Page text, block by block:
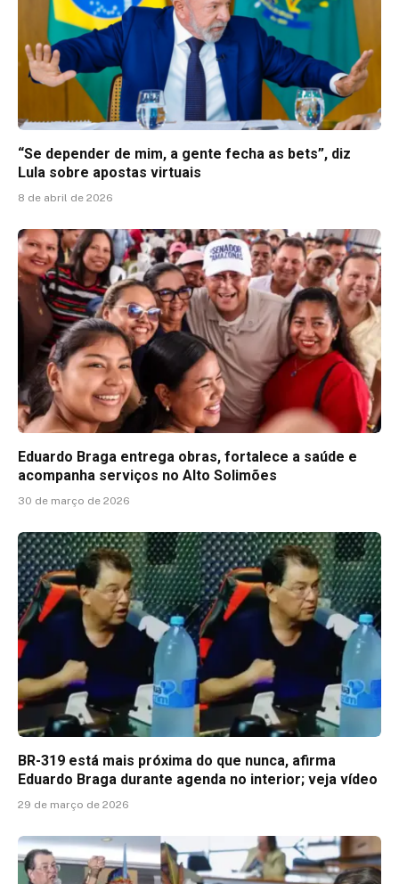
“Se depender de mim, a gente fecha as bets”, diz
Lula sobre apostas virtuais
8 de abril de 2026
Eduardo Braga entrega obras, fortalece a saúde e
acompanha serviços no Alto Solimões
30 de março de 2026
BR-319 está mais próxima do que nunca, afirma
Eduardo Braga durante agenda no interior; veja vídeo
29 de março de 2026